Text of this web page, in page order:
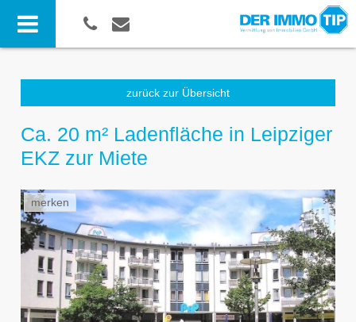
zurück zur Übersicht
Ca. 20 m² Ladenfläche in Leipziger
EKZ zur Miete
merken